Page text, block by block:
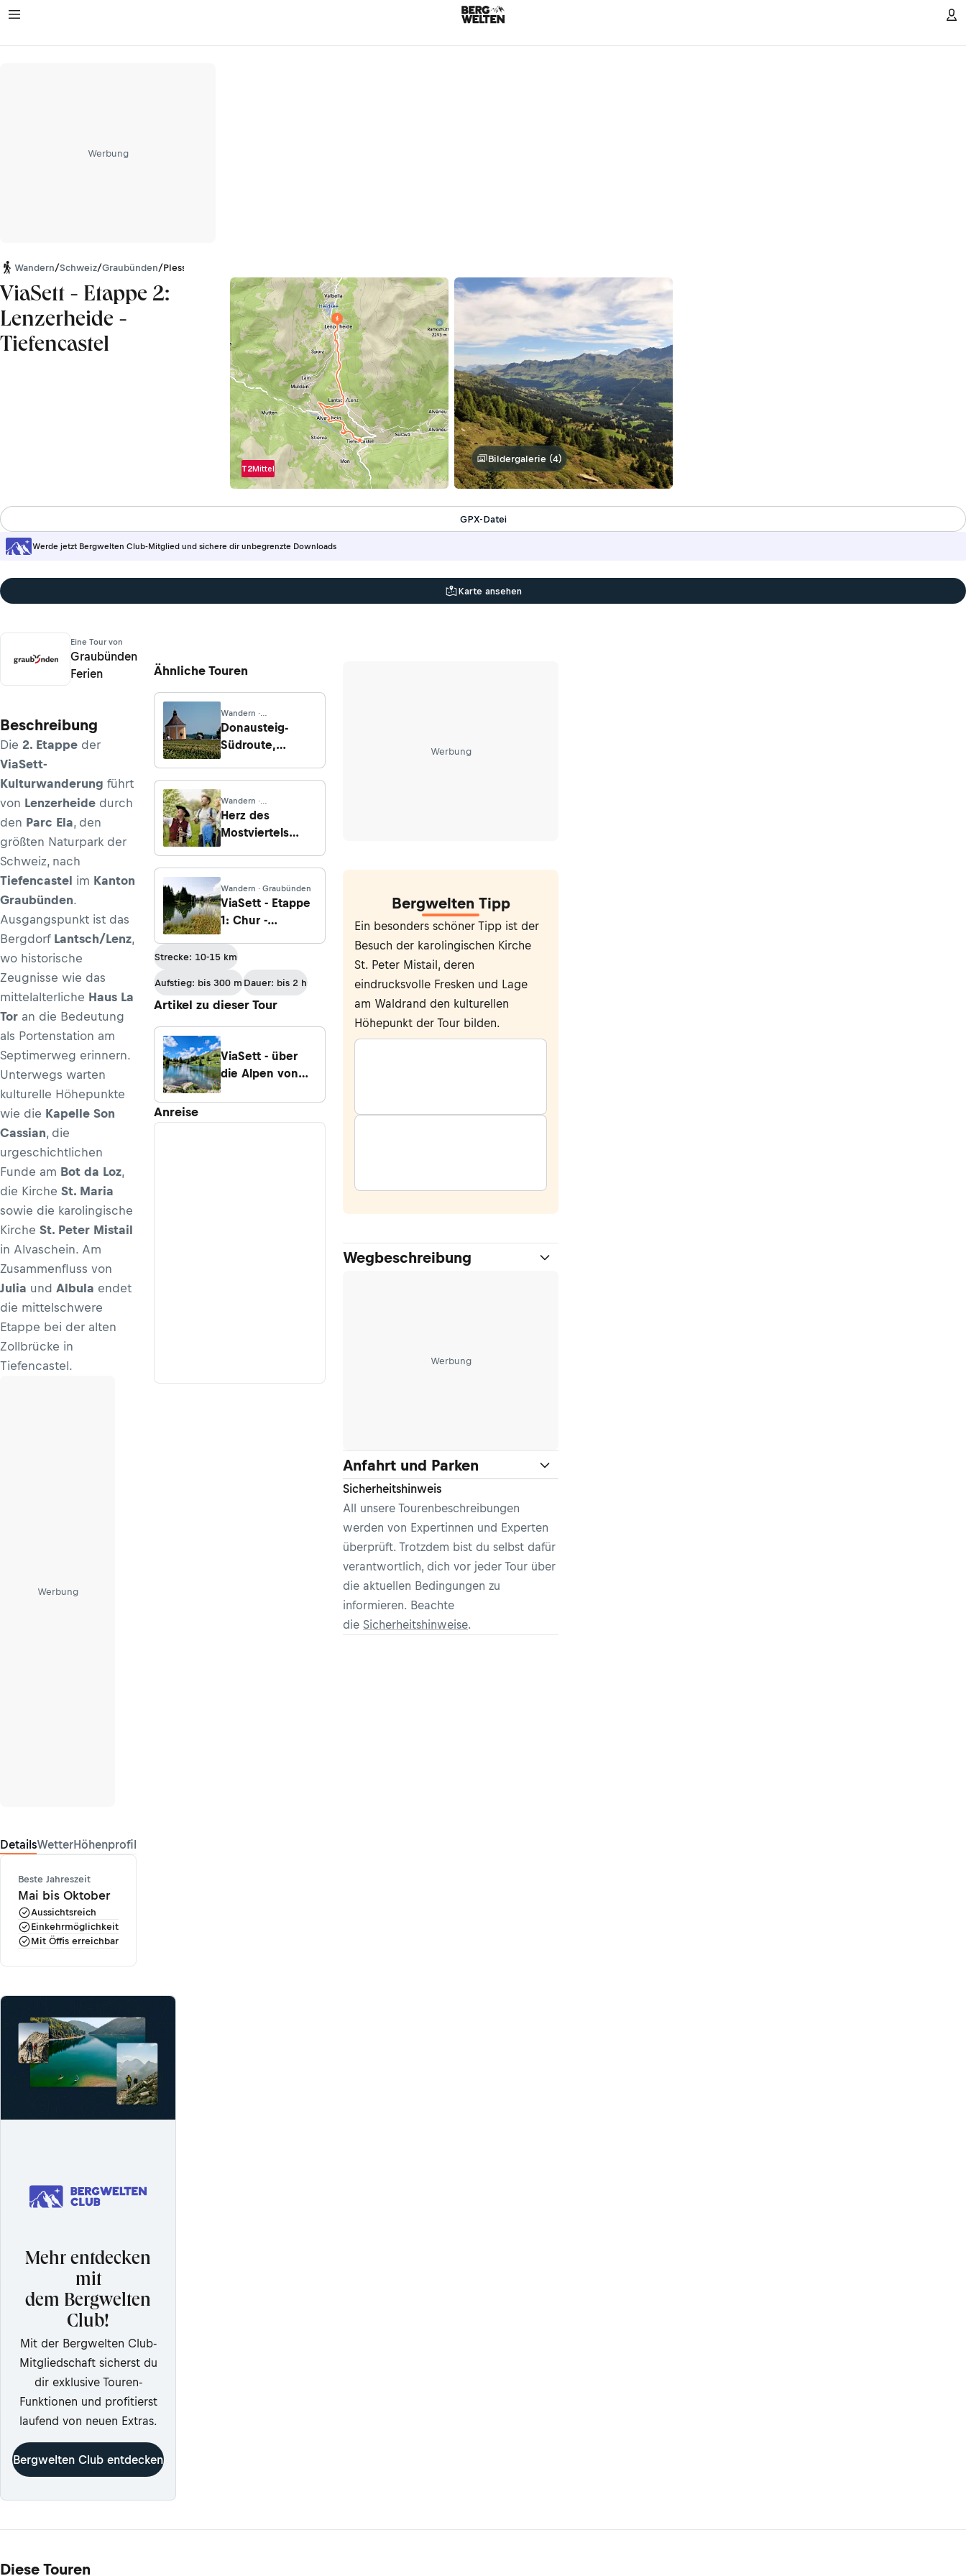
Werbung
Wandern/Schweiz/Graubünden/Plessur-Alpen
ViaSett - Etappe 2:
Lenzerheide -
Tiefencastel
T2Mittel
Bildergalerie (4)
Werde jetzt Bergwelten Club-Mitglied und sichere dir unbegrenzte Downloads
GPX-Datei
Karte ansehen
Eine Tour von
Graubünden
Ferien
Beschreibung
Die 2. Etappe der
ViaSett-
Kulturwanderung führt
von Lenzerheide durch
den Parc Ela, den
größten Naturpark der
Schweiz, nach
Tiefencastel im Kanton
Graubünden.
Ausgangspunkt ist das
Bergdorf Lantsch/Lenz,
wo historische
Zeugnisse wie das
mittelalterliche Haus La
Tor an die Bedeutung
als Portenstation am
Septimerweg erinnern.
Unterwegs warten
kulturelle Höhepunkte
wie die Kapelle Son
Cassian, die
urgeschichtlichen
Funde am Bot da Loz,
die Kirche St. Maria
sowie die karolingische
Kirche St. Peter Mistail
in Alvaschein. Am
Zusammenfluss von
Julia und Albula endet
die mittelschwere
Etappe bei der alten
Zollbrücke in
Tiefencastel.
Werbung
DetailsWetterHöhenprofil
Beste Jahreszeit
Mai bis Oktober
Aussichtsreich
Einkehrmöglichkeit
Mit Öffis erreichbar
Ähnliche Touren
Wandern ·
Oberösterreich
Donausteig-
Südroute,
Von Perg nach
Mitterkirchen
Wandern ·
Niederösterreich
Herz des
Mostviertels
- Etappe 7: St.
Peter in der Au
nach Wolfsbach
Wandern · Graubünden
ViaSett - Etappe
1: Chur -
Strecke: 10-15 km
Aufstieg: bis 300 m Dauer: bis 2 h
Artikel zu dieser Tour
ViaSett - über
die Alpen von
Anreise
Werbung
Bergwelten Tipp
Ein besonders schöner Tipp ist der
Besuch der karolingischen Kirche
St. Peter Mistail, deren
eindrucksvolle Fresken und Lage
am Waldrand den kulturellen
Höhepunkt der Tour bilden.
Wegbeschreibung
Werbung
Anfahrt und Parken
Sicherheitshinweis
All unsere Tourenbeschreibungen
werden von Expertinnen und Experten
überprüft. Trotzdem bist du selbst dafür
verantwortlich, dich vor jeder Tour über
die aktuellen Bedingungen zu
informieren. Beachte
die Sicherheitshinweise.
Mehr entdecken
mit
dem Bergwelten
Club!
Mit der Bergwelten Club-
Mitgliedschaft sicherst du
dir exklusive Touren-
Funktionen und profitierst
laufend von neuen Extras.
Bergwelten Club entdecken
Diese Touren